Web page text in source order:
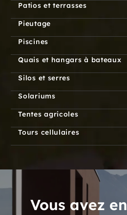
Patios et terrasses
Pieutage
Piscines
Quais et hangars à bateaux
Silos et serres
Solariums
Tentes agricoles
Tours cellulaires
Vous avez